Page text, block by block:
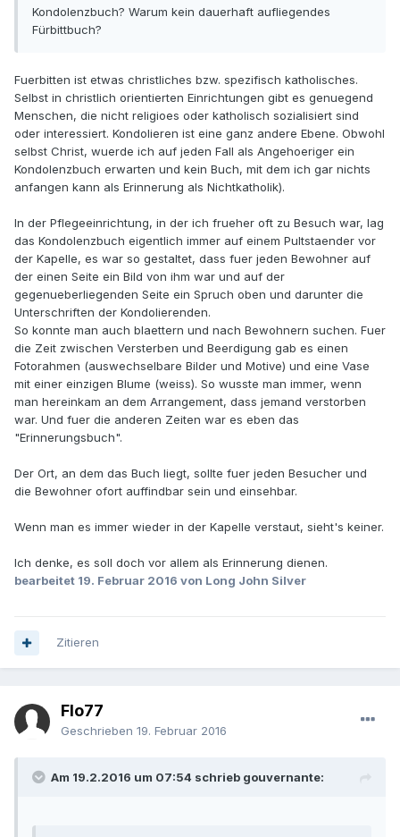
Kondolenzbuch? Warum kein dauerhaft aufliegendes
Fürbittbuch?
Fuerbitten ist etwas christliches bzw. spezifisch katholisches.
Selbst in christlich orientierten Einrichtungen gibt es genuegend
Menschen, die nicht religioes oder katholisch sozialisiert sind
oder interessiert. Kondolieren ist eine ganz andere Ebene. Obwohl
selbst Christ, wuerde ich auf jeden Fall als Angehoeriger ein
Kondolenzbuch erwarten und kein Buch, mit dem ich gar nichts
anfangen kann als Erinnerung als Nichtkatholik).
In der Pflegeeinrichtung, in der ich frueher oft zu Besuch war, lag
das Kondolenzbuch eigentlich immer auf einem Pultstaender vor
der Kapelle, es war so gestaltet, dass fuer jeden Bewohner auf
der einen Seite ein Bild von ihm war und auf der
gegenueberliegenden Seite ein Spruch oben und darunter die
Unterschriften der Kondolierenden.
So konnte man auch blaettern und nach Bewohnern suchen. Fuer
die Zeit zwischen Versterben und Beerdigung gab es einen
Fotorahmen (auswechselbare Bilder und Motive) und eine Vase
mit einer einzigen Blume (weiss). So wusste man immer, wenn
man hereinkam an dem Arrangement, dass jemand verstorben
war. Und fuer die anderen Zeiten war es eben das
"Erinnerungsbuch".
Der Ort, an dem das Buch liegt, sollte fuer jeden Besucher und
die Bewohner ofort auffindbar sein und einsehbar.
Wenn man es immer wieder in der Kapelle verstaut, sieht's keiner.
Ich denke, es soll doch vor allem als Erinnerung dienen.
bearbeitet 19. Februar 2016 von Long John Silver
Zitieren
Flo77
Geschrieben 19. Februar 2016
Am 19.2.2016 um 07:54 schrieb gouvernante: